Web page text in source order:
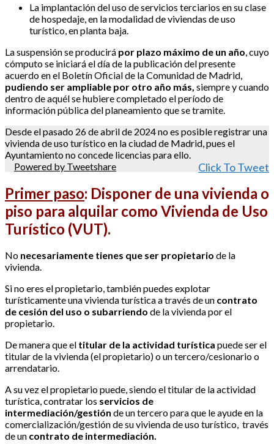
La implantación del uso de servicios terciarios en su clase
de hospedaje, en la modalidad de viviendas de uso
turístico, en planta baja.
La suspensión se producirá por plazo máximo de un año , cuyo
cómputo se iniciará el día de la publicación del presente
acuerdo en el Boletín Oficial de la Comunidad de Madrid,
pudiendo ser ampliable por otro año más, siempre y cuando
dentro de aquél se hubiere completado el período de
información pública del planeamiento que se tramite.
Desde el pasado 26 de abril de 2024 no es posible registrar una
vivienda de uso turístico en la ciudad de Madrid, pues el
Ayuntamiento no concede licencias para ello.
Powered by Tweetshare
Click To Tweet
Primer paso: Disponer de una vivienda o
piso para alquilar como Vivienda de Uso
Turístico (VUT).
No necesariamente tienes que ser propietario de la
vivienda.
Si no eres el propietario, también puedes explotar
turísticamente una vivienda turística a través de un contrato
de cesión del uso o subarriendo de la vivienda por el
propietario.
De manera que el titular de la actividad turística puede ser el
titular de la vivienda (el propietario) o un tercero/cesionario o
arrendatario.
A su vez el propietario puede, siendo el titular de la actividad
turística, contratar los servicios de
intermediación/gestión de un tercero para que le ayude en la
comercialización/gestión de su vivienda de uso turístico, través
de un contrato de intermediación.